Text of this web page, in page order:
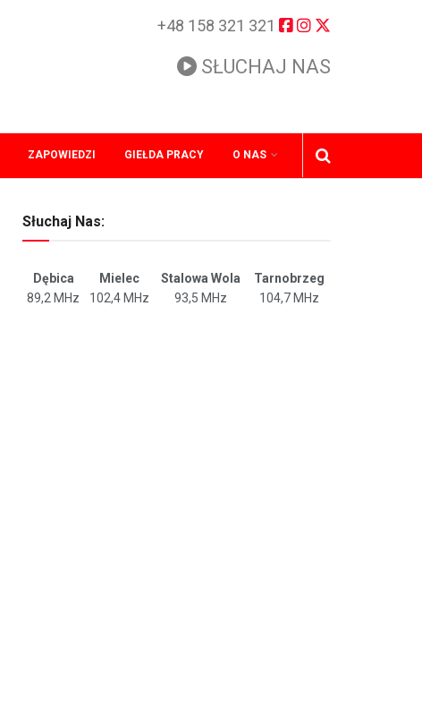
+48 158 321 321
SŁUCHAJ NAS
ZAPOWIEDZI GIEŁDA PRACY O NAS
Słuchaj Nas:
Dębica Mielec Stalowa Wola
Tarnobrzeg
89,2 MHz
102,4 MHz 93,5 MHz 104,7 MHz